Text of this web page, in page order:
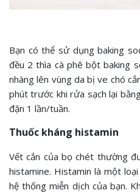
Bạn có thể sử dụng baking
đều 2 thìa cà phê bột baking
nhàng lên vùng da bị ve chó
phút trước khi rửa sạch lại
đặn 1 lần/tuần.
Thuốc kháng histamin
Vết cắn của bọ chét thường
histamine. Histamin là một
hệ thống miễn dịch của bạn.